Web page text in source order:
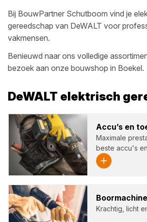
Bij BouwPartner Schutboom vind je
gereedschap van DeWALT voor
vakmensen.
Benieuwd naar ons volledige
bezoek aan onze bouwshop in Boekel.
DeWALT elektrisch
Accu’s en
Maximale
beste accu's
Krachtig, licht